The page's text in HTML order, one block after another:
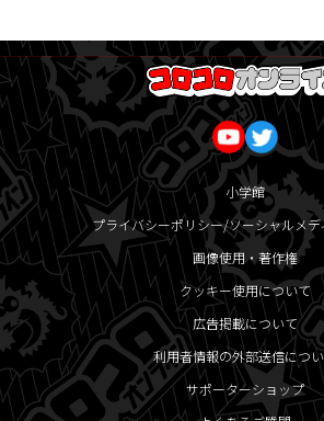
小学館
プライバシーポリシー/ソーシャルメデ
画像使用・著作権
クッキー使用について
広告掲載について
利用者情報の外部送信につ
サポーターショップ